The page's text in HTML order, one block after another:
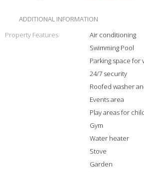
ADDITIONAL INFORMATION
Property Features
Air conditioning
Swimming Pool
Parking space for
24/7 security
Roofed washer
Events area
Play areas for
Gym
Water heater
Stove
Garden